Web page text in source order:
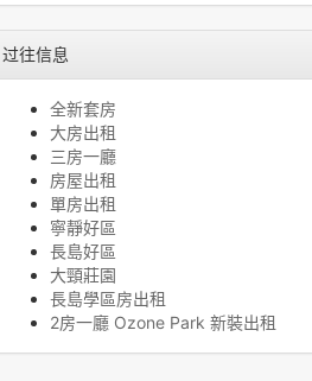
过往信息
全新套房
大房出租
三房一廳
房屋出租
單房出租
寧靜好區
長島好區
大頸莊園
長島學區房出租
2房一廳 Ozone Park 新裝出租